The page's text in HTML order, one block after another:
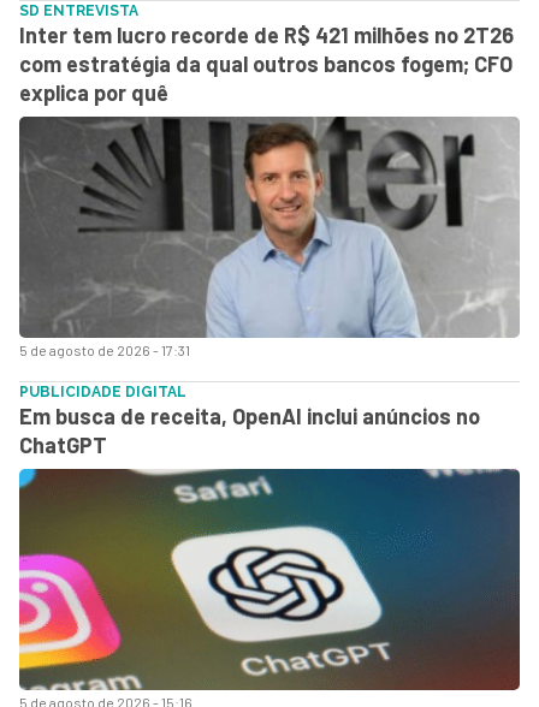
5 de agosto de 2026 - 17:31
SD ENTREVISTA
Inter tem lucro recorde de R$ 421 milhões no 2T26
com estratégia da qual outros bancos fogem; CFO
explica por quê
5 de agosto de 2026 - 15:16
PUBLICIDADE DIGITAL
Em busca de receita, OpenAI inclui anúncios no
ChatGPT